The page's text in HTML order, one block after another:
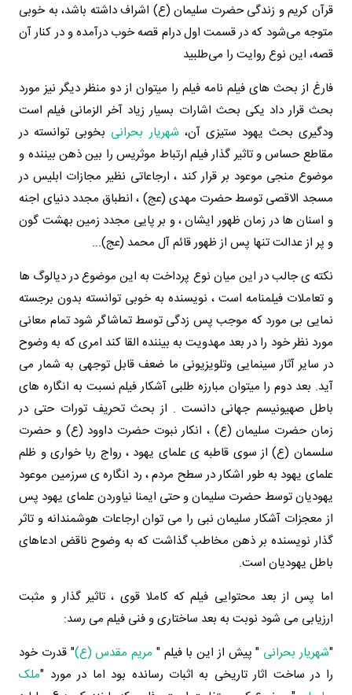
قرآن کریم و زندگی حضرت سلیمان (ع) اشراف داشته باشد، به خوبی
متوجه می‌شود که در قسمت اول درام قصه خوب درآمده و در کنار آن
قصه، این نوع روایت را می‌طلبید
فارغ از بحث های فیلم نامه فیلم را میتوان از دو منظر دیگر نیز مورد
بحث قرار داد یکی بحث اشارات بسیار زیاد آخر الزمانی فیلم است
ودگیری بحث یهود ستیزی آن، شهریار بحرانی بخوبی توانسته در
مقاطع حساس و تاثیر گذار فیلم ارتباط موثریس را بین ذهن بیننده و
موضوع منجی موعود بر قرار کند ، ارجاعاتی نظیر مجازات ابلیس در
مسجد الاقصی توسط حضرت مهدی (عج) ، انطباق مجدد دنیای اجنه
و اسنان ها در زمان ظهور ایشان ، و بر پایی مجدد زمین بهشت گون
و پر از عدالت تنها پس از ظهور قائم آل محمد (عج)...
نکته ی جالب در این میان نوع پرداخت به این موضوع در دیالوگ ها
و تعاملات فیلمنامه است ، نویسنده به خوبی توانسته بدون برجسته
نمایی بی مورد که موجب پس زدگی توسط تماشاگر شود تمام معانی
مورد نظر خود را در بعد مهدویت به بیننده القا کند امری که به وضوح
در سایر آثار سینمایی وتلویزیونی ما ضعف قابل توجهی به شمار می
آید. بعد دوم را میتوان مبارزه طلبی آشکار فیلم نسبت به انگاره های
باطل صهیونیسم جهانی دانست . از بحث تحریف تورات حتی در
زمان حضرت سلیمان (ع) ، انکار نبوت حضرت داوود (ع) و حضرت
سلسمان (ع) از سوی قاطبه ی علمای یهود ، رواج ربا خواری و ظلم
علمای یهود به طور اشکار در سطح مردم ، رد انگاره ی سرزمین موعود
یهودیان توسط حضرت سلیمان و حتی ایمنا نیاوردن علمای یهود پس
از معجزات آشکار سلیمان نبی را می توان ارجاعات هوشمندانه و تاثر
گذار نویسنده بر ذهن مخاطب گذاشت که به وضوح ناقض ادعاهای
باطل یهودیان است.
اما پس از بعد محتوایی فیلم که کاملا قوی ، تاثیر گذار و مثبت
ارزیابی می شود نوبت به بعد ساختاری و فنی فیلم می رسد:
"شهریار بحرانی " پیش از این با فیلم " مریم مقدس (ع)" قدرت خود
را در ساخت اثار تاریخی به اثبات رسانده بود اما در مورد "ملک